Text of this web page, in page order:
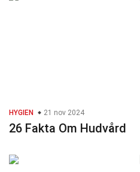
HYGIEN 21 nov 2024
26 Fakta Om Hudvård